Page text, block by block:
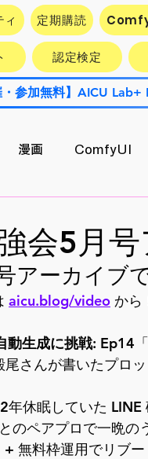
定期購読
認定検定
漫画 ComfyUI
AI活用企業最前線
会5月
アーカイブ
aicu.blog/video から
動生成に挑戦: Ep14
さんが書いたプロ
年休眠していた
のペアプロで一晩
無料枠運用でリブー